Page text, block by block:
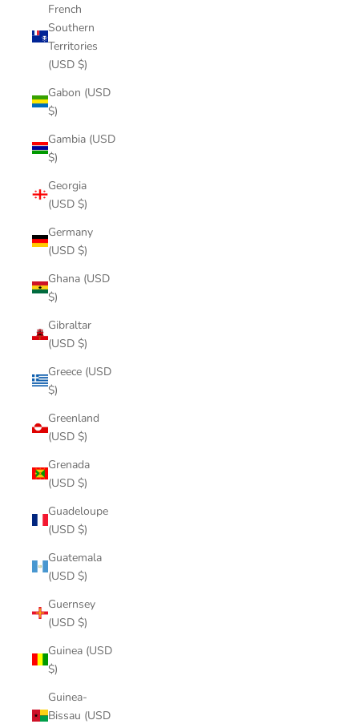
French
Southern
Territories
(USD $)
Gabon (USD
$)
Gambia (USD
$)
Georgia
(USD $)
Germany
(USD $)
Ghana (USD
$)
Gibraltar
(USD $)
Greece (USD
$)
Greenland
(USD $)
Grenada
(USD $)
Guadeloupe
(USD $)
Guatemala
(USD $)
Guernsey
(USD $)
Guinea (USD
$)
Guinea-
Bissau (USD